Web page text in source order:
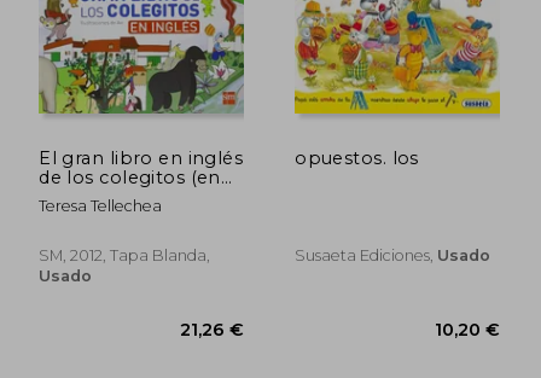
El gran libro en inglés
de los colegitos (en
Inglés)
Teresa Tellechea
SM, 2012, Tapa Blanda,
Usado
opuestos. los
Susaeta Ediciones, Usado